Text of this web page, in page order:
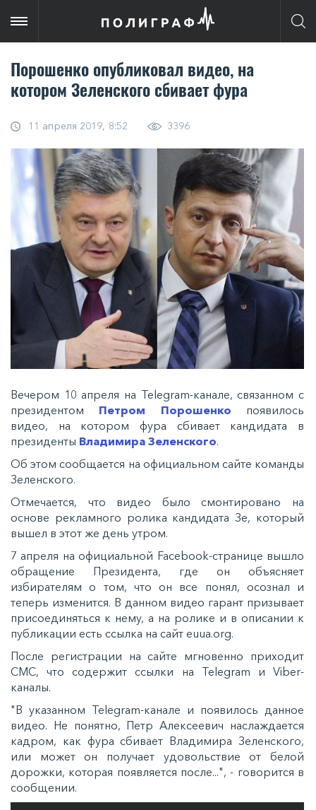
Порошенко опубликовал видео, на
котором Зеленского сбивает фура
11 апреля 2019, 8:52 3396
Вечером 10 апреля на Telegram-канале, связанном с
президентом Петром Порошенко появилось
видео, на котором фура сбивает кандидата в
президенты Владимира Зеленского.
Об этом сообщается на официальном сайте команды
Зеленского.
Отмечается, что видео было смонтировано на
основе рекламного ролика кандидата Зе, который
вышел в этот же день утром.
7 апреля на официальной Facebook-странице вышло
обращение Президента, где он объясняет
избирателям о том, что он все понял, осознал и
теперь изменится. В данном видео гарант призывает
присоединяться к нему, а на ролике и в описании к
публикации есть ссылка на сайт euua.org.
После регистрации на сайте мгновенно приходит
СМС, что содержит ссылки на Telegram и Viber-
каналы.
"В указанном Telegram-канале и появилось данное
видео. Не понятно, Петр Алексеевич наслаждается
кадром, как фура сбивает Владимира Зеленского,
или может он получает удовольствие от белой
дорожки, которая появляется после...", - говорится в
сообщении.